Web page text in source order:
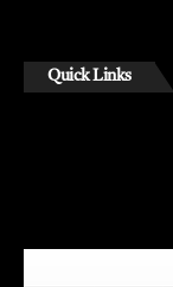
Quick Links